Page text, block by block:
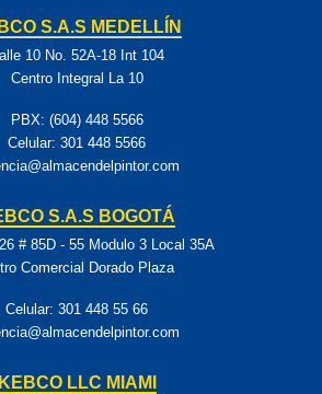
S.A.S MEDELLÍN
10 No. 52A-18 Int 104
Centro Integral La 10
PBX: (604) 448 5566
Celular: 301 448 5566
S.A.S BOGOTÁ
# 85D - 55 Modulo 3 Local 35A
Comercial Dorado Plaza
Celular: 301 448 55 66
KEBCO LLC MIAMI